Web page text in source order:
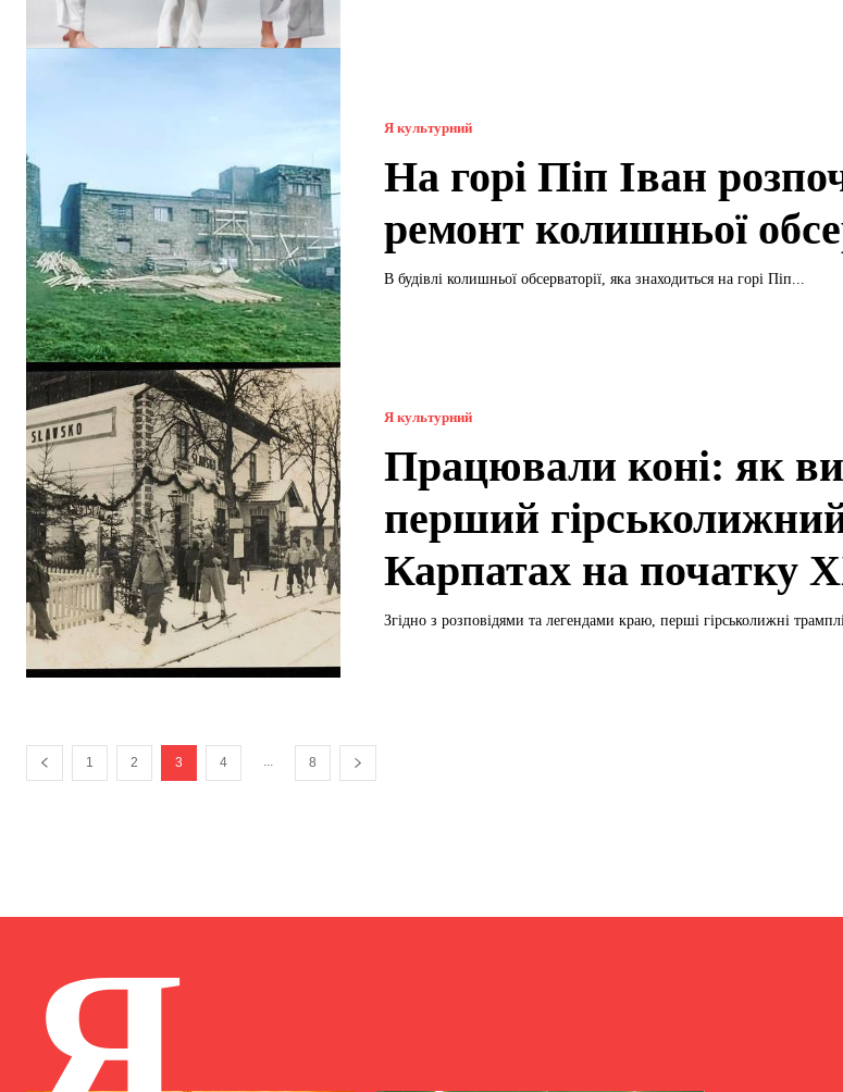
Я культурний
На горі Піп Іван
ремонт колишньої
В будівлі колишньої обсерваторії, яка знаходиться на горі Піп...
Я культурний
Працювали коні: як
перший
Карпатах на початку
Згідно з розповідями та легендами краю, перші гірськолижні
1 2 3 4 8